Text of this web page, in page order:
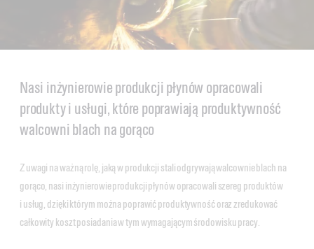
Nasi inżynierowie produkcji płynów opracowali
produkty i usługi, które poprawiają produktywność
walcowni blach na gorąco
Z uwagi na ważną rolę, jaką w produkcji stali odgrywają walcownie blach na
gorąco, nasi inżynierowie produkcji płynów opracowali szereg produktów
i usług, dzięki którym można poprawić produktywność oraz zredukować
całkowity koszt posiadania w tym wymagającym środowisku pracy.